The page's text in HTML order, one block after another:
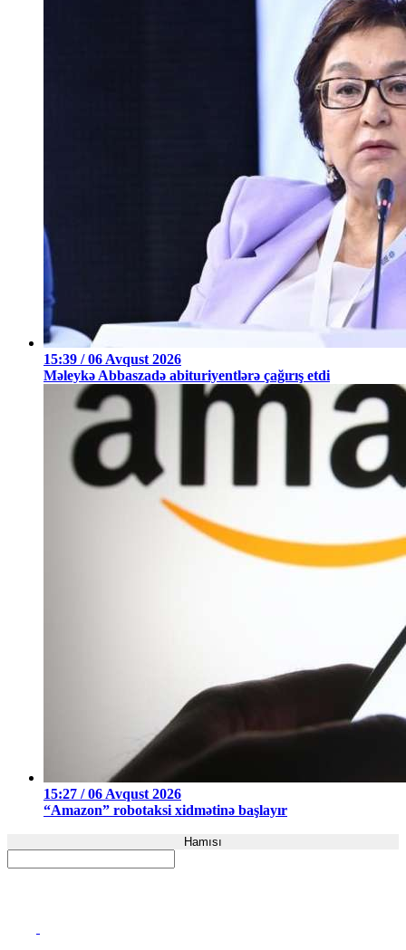
15:39 / 06 Avqust 2026
Məleykə Abbaszadə abituriyentlərə çağırış etdi
15:27 / 06 Avqust 2026
“Amazon” robotaksi xidmətinə başlayır
Hamısı